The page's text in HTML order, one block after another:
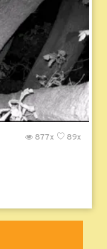
89x
877x